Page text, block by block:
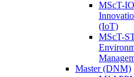
MScT-
(IoT)
MScT-
Master (DNM)